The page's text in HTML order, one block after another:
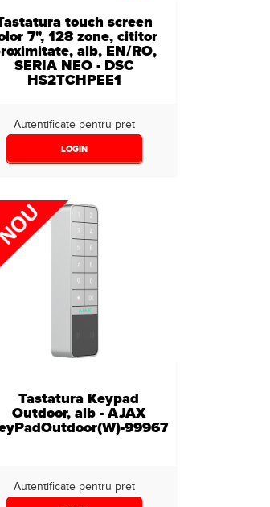
touch screen
7", 128 zone, cititor
alb, EN/RO,
SERIA NEO - DSC
HS2TCHPEE1
Autentificate pentru pret
LOGIN
Tastatura Keypad
Outdoor, alb - AJAX
99967
Autentificate pentru pret